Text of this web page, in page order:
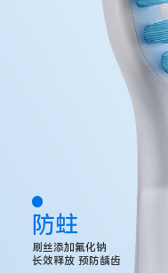
防蛀
刷丝添加氟化钠
长效释放 预防龋齿